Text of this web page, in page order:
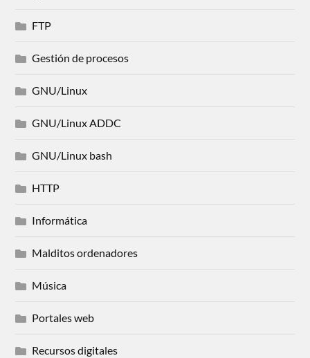
FTP
Gestión de procesos
GNU/Linux
GNU/Linux ADDC
GNU/Linux bash
HTTP
Informática
Malditos ordenadores
Música
Portales web
Recursos digitales